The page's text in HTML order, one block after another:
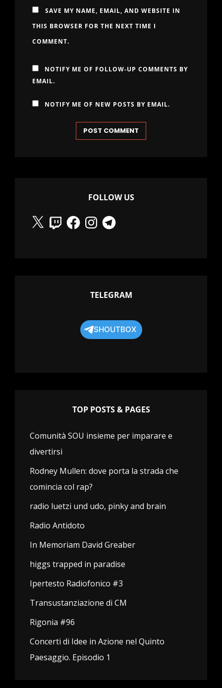
SAVE MY NAME, EMAIL, AND WEBSITE IN
THIS BROWSER FOR THE NEXT TIME I
COMMENT.
NOTIFY ME OF FOLLOW-UP COMMENTS BY
EMAIL.
NOTIFY ME OF NEW POSTS BY EMAIL.
FOLLOW US
X
TwitchFacebookInstagramTelegram
TELEGRAM
SHOUTBOX
TOP POSTS & PAGES
Comunità SOU insieme per imparare e
divertirsi
Rodney Mullen: dove porta la strada che
comincia col rap?
radio luetzi und udo, pinky and brain
Radio Antidoto
In Memoriam David Greaber
higgs trapped in paradise
Ipertesto Radiofonico #3
Transustanziazione di CM
Rigonia #96
Concerti di Idee in Azione nel Quinto
Paesaggio. Episodio 1